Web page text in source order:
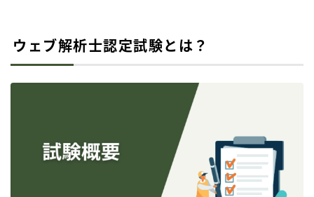
ウェブ解析士認定試験とは？